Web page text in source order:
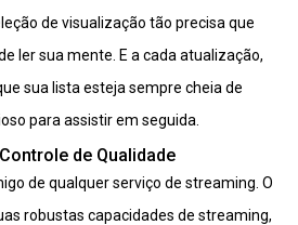
de visualização tão precisa que
ler sua mente. E a cada atualização,
sua lista esteja sempre cheia de
para assistir em seguida.
de Qualidade
de qualquer serviço de streaming. O
robustas capacidades de streaming,